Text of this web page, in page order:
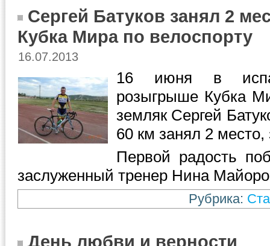
Сергей Батуков занял 2
Кубка Мира по велоспорту
16.07.2013
16 июня в
розыгрыше Кубка
земляк Сергей
60 км занял 2
Первой радость
заслуженный тренер Нина
Рубрика:
День любви и верности